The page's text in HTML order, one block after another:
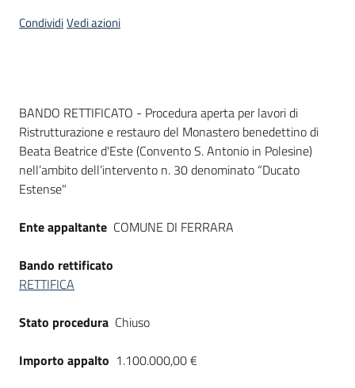
CondividiVedi azioni
Dati del bando
BANDO RETTIFICATO - Procedura aperta per lavori di
Ristrutturazione e restauro del Monastero benedettino di
Beata Beatrice d'Este (Convento S. Antonio in Polesine)
nell’ambito dell’intervento n. 30 denominato “Ducato
Estense"
Ente appaltante COMUNE DI FERRARA
Bando rettificato
RETTIFICA
Stato procedura Chiuso
Importo appalto 1.100.000,00 €